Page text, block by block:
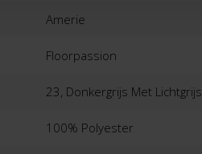
Amerie
Floorpassion
23, Donkergrijs Met Lichtgrijs
100% Polyester